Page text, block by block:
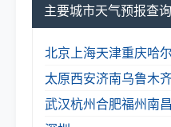
主要城市天气预报查询
北京上海天津重庆哈
太原西安济南乌鲁木
武汉杭州合肥福州南昌